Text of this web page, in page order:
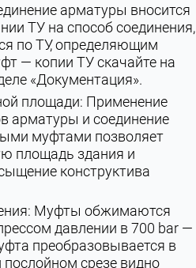
арматуры вносится
ТУ на способ соединения,
по ТУ, определяющим
— копии ТУ скачайте на
«Документация».
площади: Применение
арматуры и соединение
муфтами позволяет
площадь здания и
конструктива
Муфты обжимаются
давлении в 700 bar —
преобразовывается в
срезе видно